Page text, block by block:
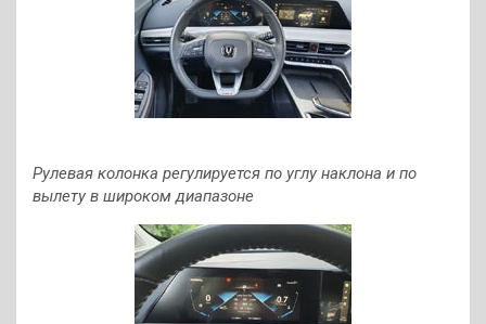
Рулевая колонка регулируется по углу наклона и по
вылету в широком диапазоне